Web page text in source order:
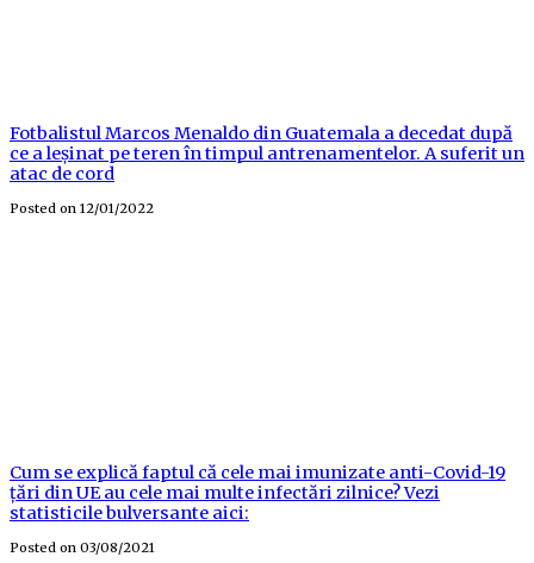
Fotbalistul Marcos Menaldo din Guatemala a decedat după
ce a leșinat pe teren în timpul antrenamentelor. A suferit un
atac de cord
Posted on 12/01/2022
Cum se explică faptul că cele mai imunizate anti-Covid-19
țări din UE au cele mai multe infectări zilnice? Vezi
statisticile bulversante aici:
Posted on 03/08/2021